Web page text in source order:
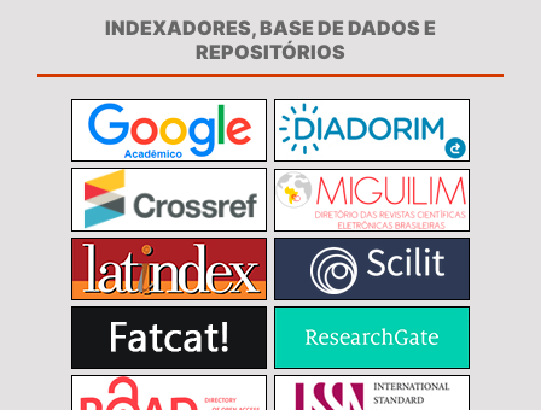
INDEXADORES, BASE DE DADOS E
REPOSITÓRIOS